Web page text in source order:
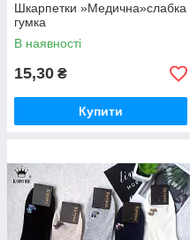
Шкарпетки »Медична»слабка
гумка
В наявності
15,30 ₴
Купити